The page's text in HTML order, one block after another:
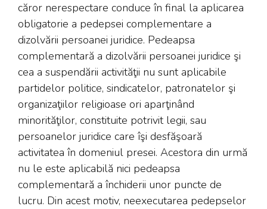
căror nerespectare conduce în final la aplicarea
obligatorie a pedepsei complementare a
dizolvării persoanei juridice. Pedeapsa
complementară a dizolvării persoanei juridice şi
cea a suspendării activităţii nu sunt aplicabile
partidelor politice, sindicatelor, patronatelor şi
organizaţiilor religioase ori aparţinând
minorităţilor, constituite potrivit legii, sau
persoanelor juridice care îşi desfăşoară
activitatea în domeniul presei. Acestora din urmă
nu le este aplicabilă nici pedeapsa
complementară a închiderii unor puncte de
lucru. Din acest motiv, neexecutarea pedepselor